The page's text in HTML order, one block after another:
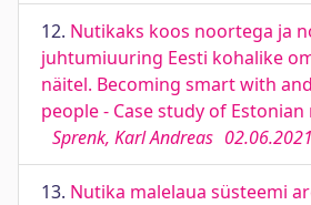
12. Nutikaks koos noortega ja
juhtumiuuring Eesti kohalike
näitel. Becoming smart with
people - Case study of
Sprenk, Karl Andreas 02.06.2021
13. Nutika malelaua süsteemi